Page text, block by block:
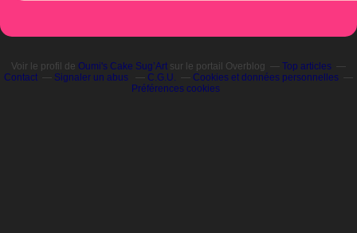
Voir le profil de Oumi's Cake Sug’Art sur le portail Overblog
Top articles
Contact
Signaler un abus C.G.U.
Cookies et données personnelles
Préférences cookies